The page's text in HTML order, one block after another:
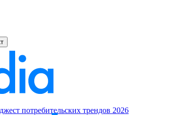
потребительских трендов 2026